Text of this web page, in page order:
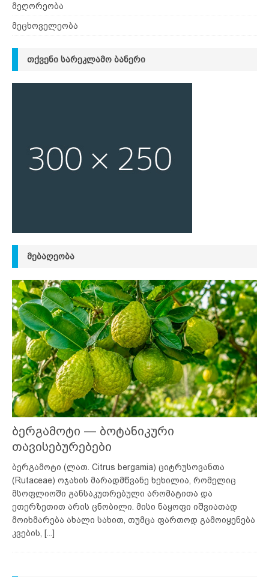
მეღორეობა
მეცხოველეობა
ᲗᲥᲕᲔᲜᲘ ᲡᲐᲠᲔᲙᲚᲐᲛᲝ ᲑᲐᲜᲔᲠᲘ
ᲛᲔᲑᲐᲦᲔᲝᲑᲐ
ბერგამოტი — ბოტანიკური
თავისებურებები
ბერგამოტი (ლათ. Citrus bergamia) ციტრუსოვანთა
(Rutaceae) ოჯახის მარადმწვანე ხეხილია, რომელიც
მსოფლიოში განსაკუთრებული არომატითა და
ეთერზეთით არის ცნობილი. მისი ნაყოფი იშვიათად
მოიხმარება ახალი სახით, თუმცა ფართოდ გამოიყენება
კვების,
[...]